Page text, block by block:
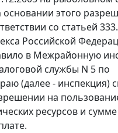
этого
со статьей
Российской
в Межрайонную
службы N 5 по
(далее - инспекция)
на
ресурсов и